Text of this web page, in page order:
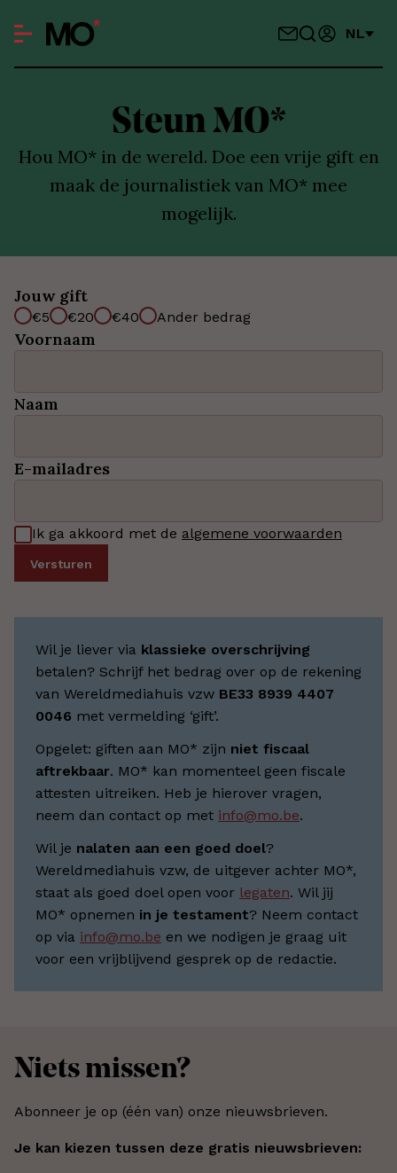
NL
Steun MO*
Hou MO* in de wereld. Doe een vrije gift en
maak de journalistiek van MO* mee
mogelijk.
Jouw gift
€5 €20 €40 Ander bedrag
Voornaam
Naam
E-mailadres
Ik ga akkoord met de algemene voorwaarden
Wil je liever via klassieke overschrijving
betalen? Schrijf het bedrag over op de rekening
van Wereldmediahuis vzw BE33 8939 4407
0046 met vermelding ‘gift’.
Opgelet: giften aan MO* zijn niet fiscaal
aftrekbaar. MO* kan momenteel geen fiscale
attesten uitreiken. Heb je hierover vragen,
neem dan contact op met info@mo.be.
Wil je nalaten aan een goed doel?
Wereldmediahuis vzw, de uitgever achter MO*,
staat als goed doel open voor legaten. Wil jij
MO* opnemen in je testament? Neem contact
op via info@mo.be en we nodigen je graag uit
voor een vrijblijvend gesprek op de redactie.
Niets missen?
Abonneer je op (één van) onze nieuwsbrieven.
Je kan kiezen tussen deze gratis nieuwsbrieven: